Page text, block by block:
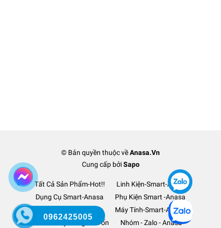
© Bản quyền thuộc vềAnasa.Vn
Cung cấp bởi Sapo
Tất Cả Sản Phẩm-Hot!!
Linh Kiện-Smart-Anasa
Dụng Cụ Smart-Anasa
Phụ Kiện Smart -Anasa
Ô Tô Xe Hơi TM-Anasa
Máy Tính-Smart-Anasa
Thanh Lý Hàng-Lỗ Vốn
Nhóm - Zalo - Anasa
0962425005